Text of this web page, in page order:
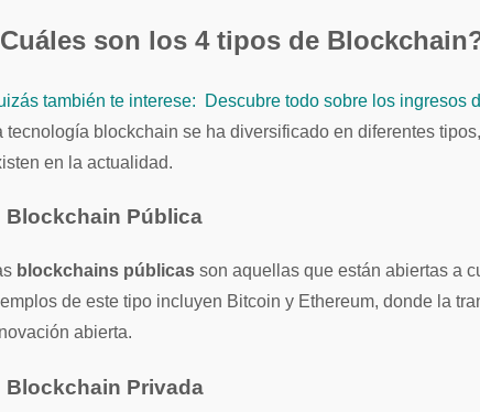
son los 4 tipos de
también te interese:
Descubre todo sobre los ingresos
tecnología blockchain se ha diversificado en diferentes
en la actualidad.
Blockchain Pública
blockchains públicas son aquellas que están abiertas a
de este tipo incluyen Bitcoin y Ethereum, donde la
abierta.
Blockchain Privada